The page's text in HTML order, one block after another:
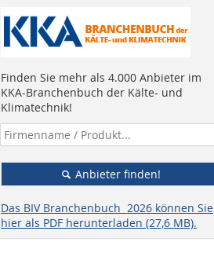
Finden Sie mehr als 4.000 Anbieter im
KKA-Branchenbuch der Kälte- und
Klimatechnik!
Anbieter finden!
Das BIV Branchenbuch 2026 können Sie
hier als PDF herunterladen (27,6 MB).